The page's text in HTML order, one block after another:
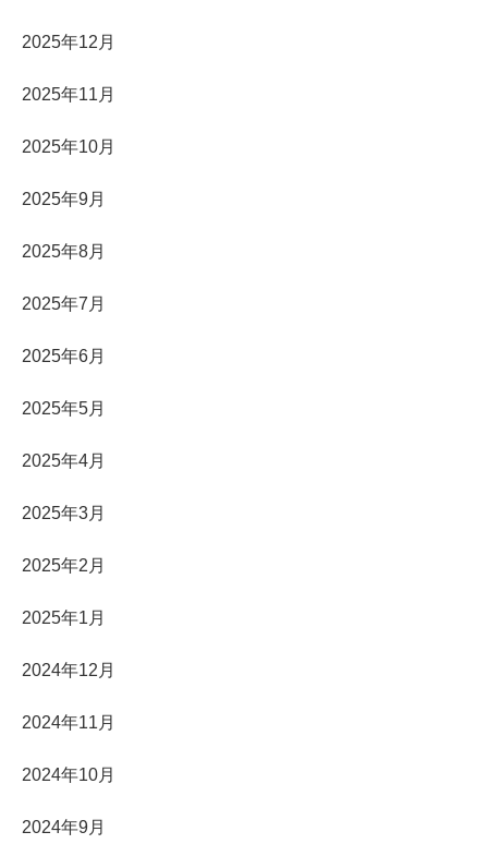
2025年12月
2025年11月
2025年10月
2025年9月
2025年8月
2025年7月
2025年6月
2025年5月
2025年4月
2025年3月
2025年2月
2025年1月
2024年12月
2024年11月
2024年10月
2024年9月